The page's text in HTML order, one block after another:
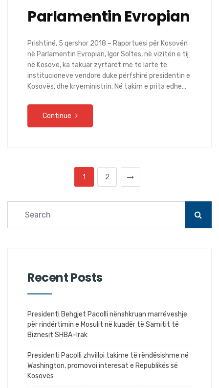
Parlamentin Evropian
Prishtinë, 5 qershor 2018 – Raportuesi për Kosovën
në Parlamentin Evropian, Igor Soltes, në vizitën e tij
në Kosovë, ka takuar zyrtarët më të lartë të
institucioneve vendore duke përfshirë presidentin e
Kosovës, dhe kryeministrin. Në takim e prita edhe…
Continue
1 2
Recent Posts
Presidenti Behgjet Pacolli nënshkruan marrëveshje
për rindërtimin e Mosulit në kuadër të Samitit të
Biznesit SHBA–Irak
Presidenti Pacolli zhvilloi takime të rëndësishme në
Washington, promovoi interesat e Republikës së
Kosovës